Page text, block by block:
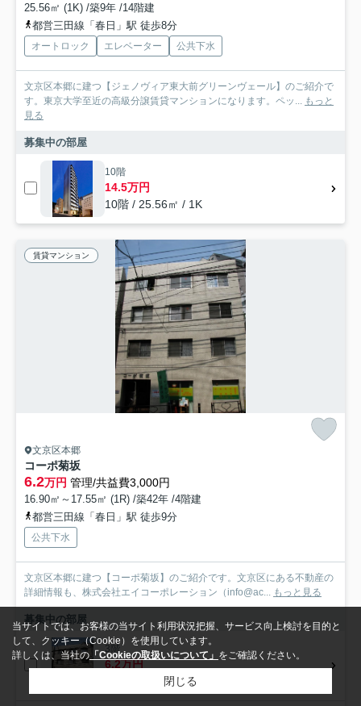
25.56㎡ (1K) /築9年 /14階建
都営三田線「春日」駅 徒歩8分
オートロック エレベーター 公共下水
文京区本郷に建つ【ジェノヴィア東大前グリーンヴェール】のご紹介で
す。東京大学至近の高級分譲賃貸マンションになります。ペッ...
もっと
見る
募集中の部屋
10階
14.5万円
10階 / 25.56㎡ / 1K
賃貸マンション
文京区本郷
コーポ菊坂
6.2万円 管理/共益費3,000円
16.90㎡～17.55㎡ (1R) /築42年 /4階建
都営三田線「春日」駅 徒歩9分
公共下水
文京区本郷に建つ【コーポ菊坂】のご紹介です。文京区にある不動産の
詳細情報も、株式会社エイコーポレーション（info@ac...
もっと見る
募集中の部屋
3階
6.2万円
3階 / 17.55㎡ / 1R
当サイトでは、お客様の当サイト利用状況把握、サービス向上検討を目的と
して、クッキー（Cookie）を使用しています。
詳しくは、当社の 「Cookieの取扱いについて」 をご確認ください。
閉じる